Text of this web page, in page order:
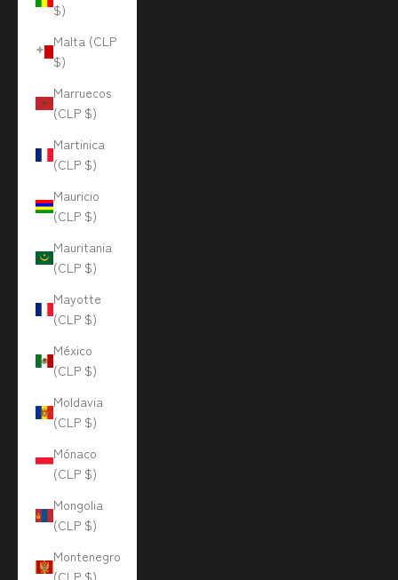
$)
Malta (CLP
$)
Marruecos
(CLP $)
Martinica
(CLP $)
Mauricio
(CLP $)
Mauritania
(CLP $)
Mayotte
(CLP $)
México
(CLP $)
Moldavia
(CLP $)
Mónaco
(CLP $)
Mongolia
(CLP $)
Montenegro
(CLP $)